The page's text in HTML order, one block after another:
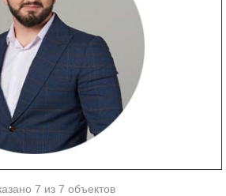
7 из 7 объектов